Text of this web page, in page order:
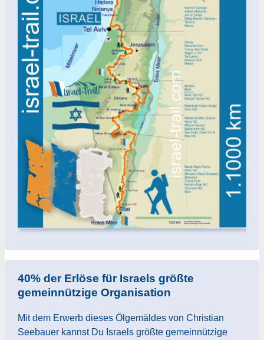
40% der Erlöse für Israels größte
gemeinnützige Organisation
Mit dem Erwerb dieses Ölgemäldes von Christian
Seebauer kannst Du Israels größte gemeinnützige